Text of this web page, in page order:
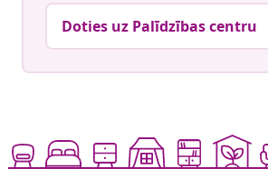
Doties uz Palīdzības centru